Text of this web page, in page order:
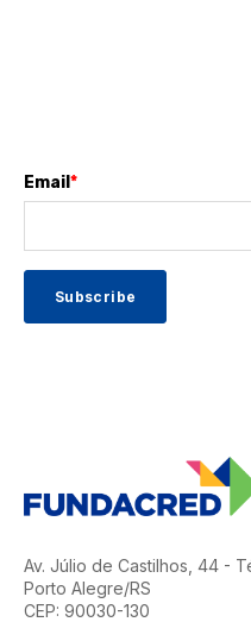
Email *
Av. Júlio de Castilhos, 44 -
Porto Alegre/RS
CEP: 90030-130